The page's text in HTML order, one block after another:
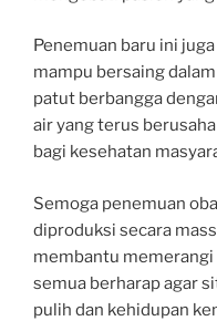
Penemuan baru ini
mampu bersaing
patut berbangga
air yang terus
bagi kesehatan
Semoga penemuan
diproduksi secara
membantu
semua berharap agar
pulih dan kehidupan